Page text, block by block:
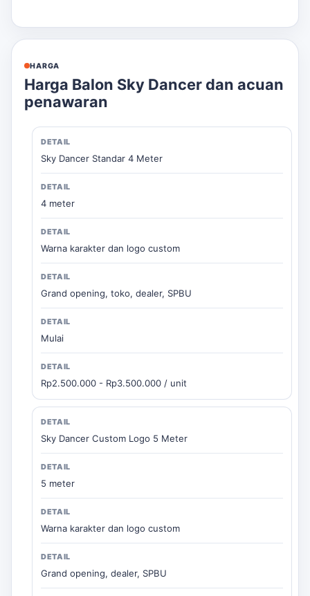
HARGA
Harga Balon Sky Dancer dan acuan
penawaran
Sky Dancer Standar 4 Meter
4 meter
Warna karakter dan logo custom
Grand opening, toko, dealer, SPBU
Mulai
Rp2.500.000 - Rp3.500.000 / unit
Sky Dancer Custom Logo 5 Meter
5 meter
Warna karakter dan logo custom
Grand opening, dealer, SPBU